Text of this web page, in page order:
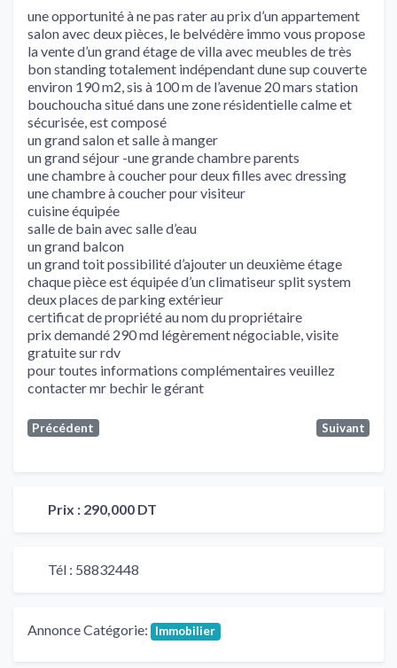
une opportunité à ne pas rater au prix d’un appartement
salon avec deux pièces, le belvédère immo vous propose
la vente d’un grand étage de villa avec meubles de très
bon standing totalement indépendant dune sup couverte
environ 190 m2, sis à 100 m de l’avenue 20 mars station
bouchoucha situé dans une zone résidentielle calme et
sécurisée, est composé
un grand salon et salle à manger
un grand séjour -une grande chambre parents
une chambre à coucher pour deux filles avec dressing
une chambre à coucher pour visiteur
cuisine équipée
salle de bain avec salle d’eau
un grand balcon
un grand toit possibilité d’ajouter un deuxième étage
chaque pièce est équipée d’un climatiseur split system
deux places de parking extérieur
certificat de propriété au nom du propriétaire
prix demandé 290 md légèrement négociable, visite
gratuite sur rdv
pour toutes informations complémentaires veuillez
contacter mr bechir le gérant
Précédent Suivant
Prix : 290,000 DT
Tél : 58832448
Annonce Catégorie: Immobilier